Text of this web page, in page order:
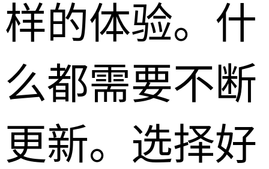
样的体验。什
么都需要不断
更新。选择好